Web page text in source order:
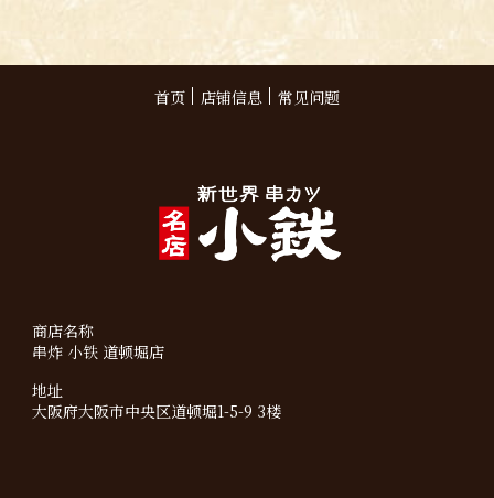
首页 店铺信息 常见问题
商店名称
串炸 小铁 道顿堀店
地址
大阪府大阪市中央区道顿堀1-5-9 3楼